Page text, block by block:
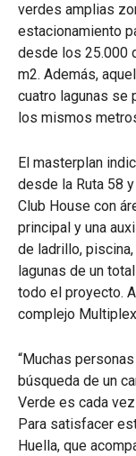
verdes amplias
estacionamiento
desde los 25.000
m2. Además,
cuatro lagunas se
los mismos
El masterplan
desde la Ruta 58
Club House con
principal y una
de ladrillo,
lagunas de un
todo el proyecto.
complejo
“Muchas
búsqueda de un
Verde es cada
Para satisfacer
Huella, que